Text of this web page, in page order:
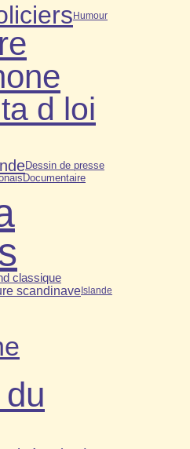
Humour
d loi
Dessin de presse
Documentaire
classique
scandinave Islande